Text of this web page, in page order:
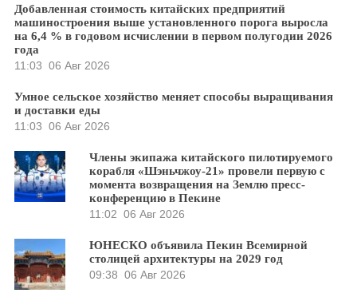
Добавленная стоимость китайских предприятий
машиностроения выше установленного порога выросла
на 6,4 % в годовом исчислении в первом полугодии 2026
года
11:03 06 Авг 2026
Умное сельское хозяйство меняет способы выращивания
и доставки еды
11:03 06 Авг 2026
Члены экипажа китайского пилотируемого
корабля «Шэньчжоу-21» провели первую с
момента возвращения на Землю пресс-
конференцию в Пекине
11:02 06 Авг 2026
ЮНЕСКО объявила Пекин Всемирной
столицей архитектуры на 2029 год
09:38 06 Авг 2026